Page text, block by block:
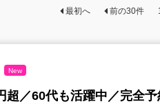
最初へ 前の30件
New
超／60代も活躍中／完全